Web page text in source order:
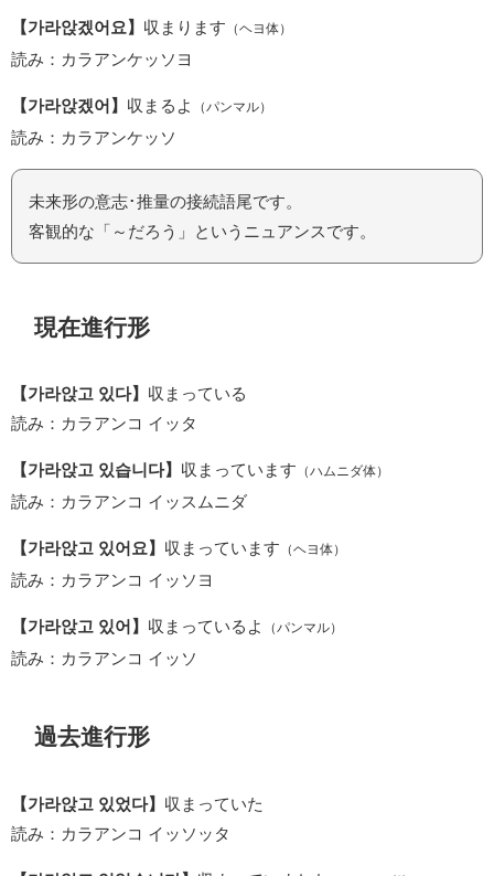
【가라앉겠어요】 収まります （ヘヨ体）
読み：カラアンケッソヨ
【가라앉겠어】 収まるよ （パンマル）
読み：カラアンケッソ
未来形の意志･推量の接続語尾です。
客観的な「～だろう」というニュアンスです。
現在進行形
【가라앉고 있다】 収まっている
読み：カラアンコ イッタ
【가라앉고 있습니다】 収まっています （ハムニダ体）
読み：カラアンコ イッスムニダ
【가라앉고 있어요】 収まっています （ヘヨ体）
読み：カラアンコ イッソヨ
【가라앉고 있어】 収まっているよ （パンマル）
読み：カラアンコ イッソ
過去進行形
【가라앉고 있었다】 収まっていた
読み：カラアンコ イッソッタ